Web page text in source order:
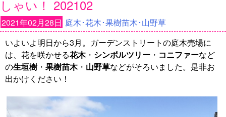
しゃい！ 202102
2021年02月28日 庭木･花木･果樹苗木･山野草
いよいよ明日から3月。ガーデンストリートの庭木売場に
は、花を咲かせる花木・ シンボルツリー ・ コニファーなど
の生垣樹 ・ 果樹苗木・ 山野草などがそろいました。是非お
出かけください！